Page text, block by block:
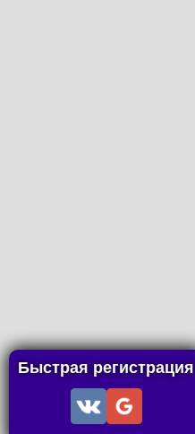
Быстрая регистрация